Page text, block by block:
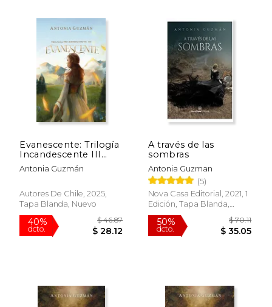
dcto. $ 24.64
40%
dcto.
Evanescente: Trilogía
Incandescente III
(FIRMADO)
Antonia Guzmán
Autores De Chile, 2025,
Tapa Blanda, Nuevo
A través de las
sombras
Antonia Guzman
(5)
Nova Casa Editorial, 2021, 1
Edición, Tapa Blanda,
Usado